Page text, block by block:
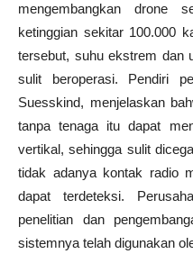
mengembangkan drone
ketinggian sekitar 100.000
tersebut, suhu ekstrem dan
sulit beroperasi. Pendiri
Suesskind, menjelaskan
tanpa tenaga itu dapat
vertikal, sehingga sulit
tidak adanya kontak radio
dapat terdeteksi.
penelitian dan
sistemnya telah digunakan